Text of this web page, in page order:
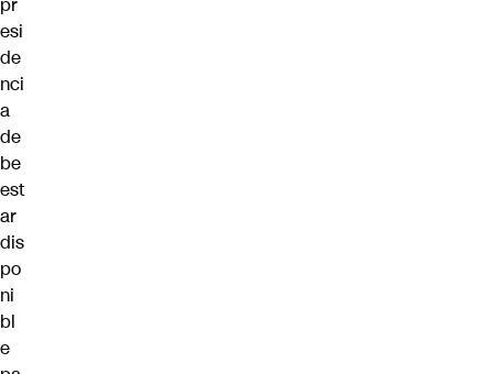
esi
de
nci
a
de
be
est
ar
dis
po
ni
bl
e